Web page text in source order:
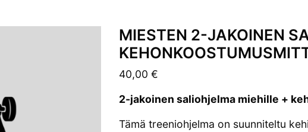
MIESTEN 2-JAKOINEN
40,00 €
2-jakoinen saliohjelma miehille +
Tämä treeniohjelma on suunniteltu